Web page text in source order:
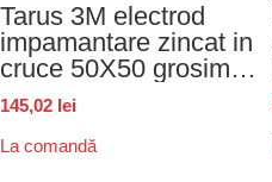
Tarus 3M electrod
impamantare zincat in
cruce 50X50 grosime
3mm 515
145,02 lei
La comandă